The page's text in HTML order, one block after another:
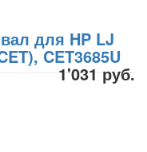
для HP LJ
CET3685U
1'031 руб.